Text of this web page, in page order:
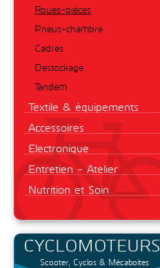
Roues-pièces
Pneus-chambre
Cadres
Destockage
Tandem
Textile & équipements
Accessoires
Electronique
Entretien - Atelier
Nutrition et Soin
CYCLOMOTEURS
Scooter, Cyclos & Mécaboites